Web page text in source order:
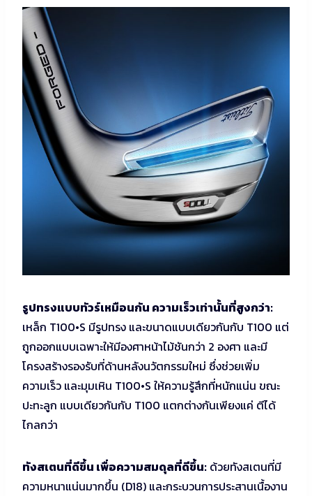
รูปทรงแบบทัวร์เหมือนกัน ความเร็วเท่านั้นที่สูงกว่า:
เหล็ก T100•S มีรูปทรง และขนาดแบบเดียวกันกับ T100 แต่
ถูกออกแบบเฉพาะให้มีองศาหน้าไม้ชันกว่า 2 องศา และมี
โครงสร้างรองรับที่ด้านหลังนวัตกรรมใหม่ ซึ่งช่วยเพิ่ม
ความเร็ว และมุมเหิน T100•S ให้ความรู้สึกที่หนักแน่น ขณะ
ปะทะลูก แบบเดียวกันกับ T100 แตกต่างกันเพียงแค่ ตีได้
ไกลกว่า
ทังสเตนที่ดีขึ้น เพื่อความสมดุลที่ดีขึ้น: ด้วยทังสเตนที่มี
ความหนาแน่นมากขึ้น (D18) และกระบวนการประสานเนื้องาน